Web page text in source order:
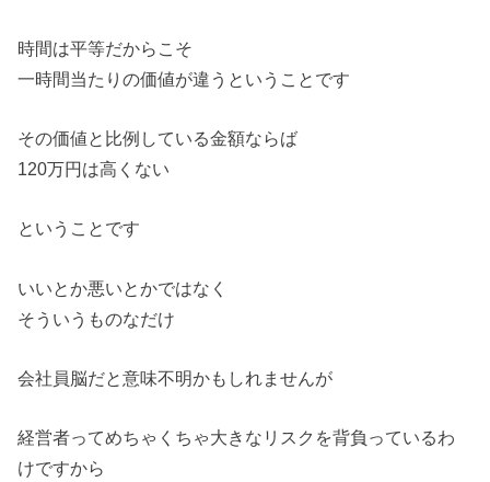
時間は平等だからこそ
一時間当たりの価値が違うということです
その価値と比例している金額ならば
120万円は高くない
ということです
いいとか悪いとかではなく
そういうものなだけ
会社員脳だと意味不明かもしれませんが
経営者ってめちゃくちゃ大きなリスクを背負っているわ
けですから